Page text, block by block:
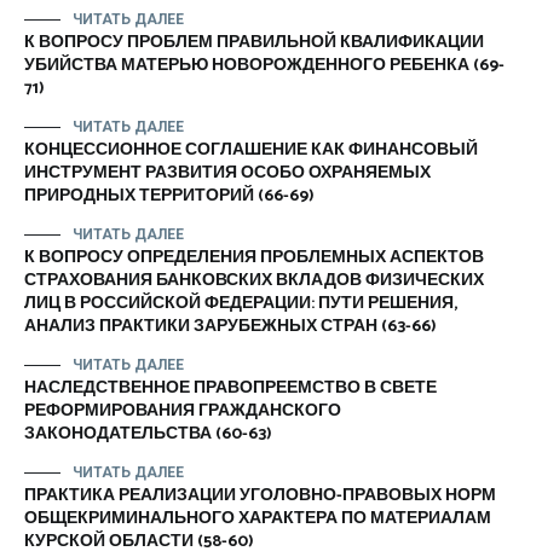
ЧИТАТЬ ДАЛЕЕ
К ВОПРОСУ ПРОБЛЕМ ПРАВИЛЬНОЙ КВАЛИФИКАЦИИ
УБИЙСТВА МАТЕРЬЮ НОВОРОЖДЕННОГО РЕБЕНКА (69-
71)
ЧИТАТЬ ДАЛЕЕ
КОНЦЕССИОННОЕ СОГЛАШЕНИЕ КАК ФИНАНСОВЫЙ
ИНСТРУМЕНТ РАЗВИТИЯ ОСОБО ОХРАНЯЕМЫХ
ПРИРОДНЫХ ТЕРРИТОРИЙ (66-69)
ЧИТАТЬ ДАЛЕЕ
К ВОПРОСУ ОПРЕДЕЛЕНИЯ ПРОБЛЕМНЫХ АСПЕКТОВ
СТРАХОВАНИЯ БАНКОВСКИХ ВКЛАДОВ ФИЗИЧЕСКИХ
ЛИЦ В РОССИЙСКОЙ ФЕДЕРАЦИИ: ПУТИ РЕШЕНИЯ,
АНАЛИЗ ПРАКТИКИ ЗАРУБЕЖНЫХ СТРАН (63-66)
ЧИТАТЬ ДАЛЕЕ
НАСЛЕДСТВЕННОЕ ПРАВОПРЕЕМСТВО В СВЕТЕ
РЕФОРМИРОВАНИЯ ГРАЖДАНСКОГО
ЗАКОНОДАТЕЛЬСТВА (60-63)
ЧИТАТЬ ДАЛЕЕ
ПРАКТИКА РЕАЛИЗАЦИИ УГОЛОВНО-ПРАВОВЫХ НОРМ
ОБЩЕКРИМИНАЛЬНОГО ХАРАКТЕРА ПО МАТЕРИАЛАМ
КУРСКОЙ ОБЛАСТИ (58-60)